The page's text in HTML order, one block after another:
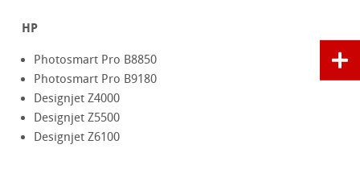
HP
Photosmart Pro B8850
Photosmart Pro B9180
Designjet Z4000
Designjet Z5500
Designjet Z6100